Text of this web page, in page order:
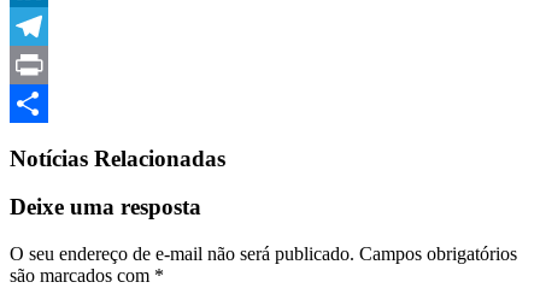
LinkedIn
Telegram
Print
Notícias Relacionadas
Deixe uma resposta
O seu endereço de e-mail não será publicado. Campos obrigatórios
são marcados com *